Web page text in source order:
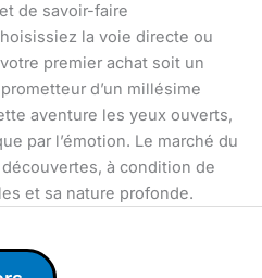
de savoir-faire
la voie directe ou
premier achat soit un
d’un millésime
aventure les yeux ouverts,
par l’émotion. Le marché du
à condition de
et sa nature profonde.